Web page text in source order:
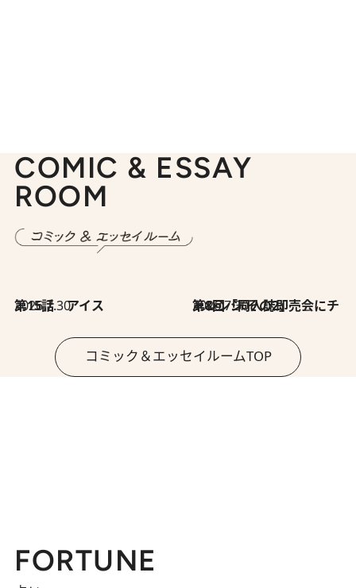
COMIC & ESSAY
ROOM
2026.7.30
第15話 アイス 2026.7.30
第8回「同人誌即売会にチャレンジ その2」
コミック＆エッセイルームTOP
FORTUNE